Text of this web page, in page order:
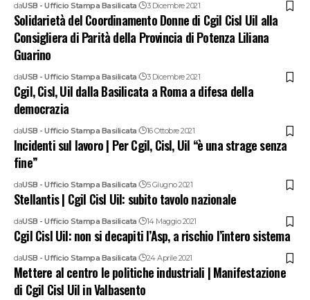
daUSB - Ufficio Stampa Basilicata 3 Dicembre 2021
Solidarietà del Coordinamento Donne di Cgil Cisl Uil alla
Consigliera di Parità della Provincia di Potenza Liliana
Guarino
daUSB - Ufficio Stampa Basilicata 3 Dicembre 2021
Cgil, Cisl, Uil dalla Basilicata a Roma a difesa della
democrazia
daUSB - Ufficio Stampa Basilicata 16 Ottobre 2021
Incidenti sul lavoro | Per Cgil, Cisl, Uil “è una strage senza
fine”
daUSB - Ufficio Stampa Basilicata 5 Giugno 2021
Stellantis | Cgil Cisl Uil: subito tavolo nazionale
daUSB - Ufficio Stampa Basilicata 14 Maggio 2021
Cgil Cisl Uil: non si decapiti l’Asp, a rischio l’intero sistema
daUSB - Ufficio Stampa Basilicata 24 Aprile 2021
Mettere al centro le politiche industriali | Manifestazione
di Cgil Cisl Uil in Valbasento